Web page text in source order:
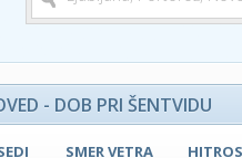
- DOB PRI ŠENTVIDU
SMER VETRA